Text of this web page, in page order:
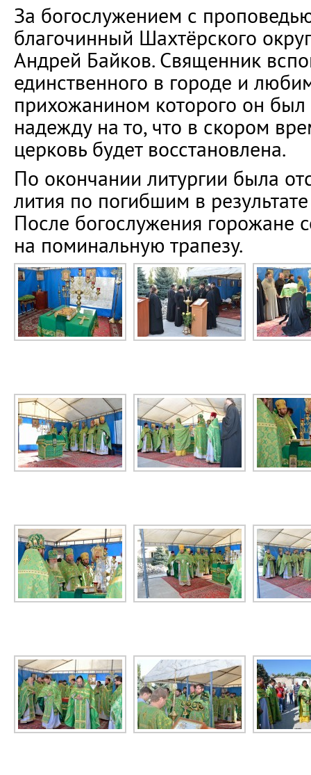
За богослужением с
благочинный Шахтёрского
Андрей Байков. Священник
единственного в городе и
прихожанином которого он был
надежду на то, что в скором
церковь будет восстановлена.
По окончании литургии была
лития по погибшим в
После богослужения горожане
на поминальную трапезу.